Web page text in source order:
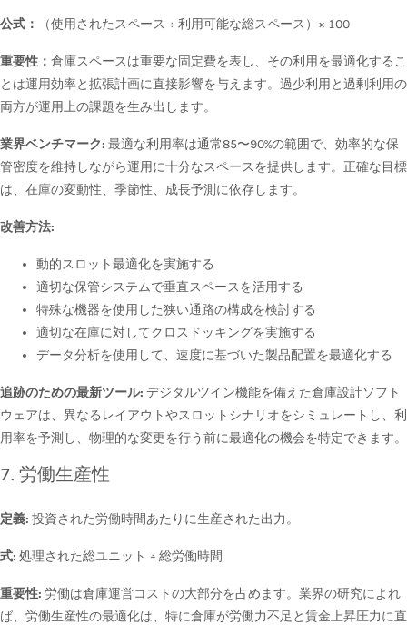
公式： （使用されたスペース ÷ 利用可能な総スペース）× 100
重要性： 倉庫スペースは重要な固定費を表し、その利用を最適化するこ
とは運用効率と拡張計画に直接影響を与えます。過少利用と過剰利用の
両方が運用上の課題を生み出します。
業界ベンチマーク: 最適な利用率は通常85〜90%の範囲で、効率的な保
管密度を維持しながら運用に十分なスペースを提供します。正確な目標
は、在庫の変動性、季節性、成長予測に依存します。
改善方法:
動的スロット最適化を実施する
適切な保管システムで垂直スペースを活用する
特殊な機器を使用した狭い通路の構成を検討する
適切な在庫に対してクロスドッキングを実施する
データ分析を使用して、速度に基づいた製品配置を最適化する
追跡のための最新ツール: デジタルツイン機能を備えた倉庫設計ソフト
ウェアは、異なるレイアウトやスロットシナリオをシミュレートし、利
用率を予測し、物理的な変更を行う前に最適化の機会を特定できます。
7. 労働生産性
定義: 投資された労働時間あたりに生産された出力。
式: 処理された総ユニット ÷ 総労働時間
重要性: 労働は倉庫運営コストの大部分を占めます。業界の研究によれ
ば、労働生産性の最適化は、特に倉庫が労働力不足と賃金上昇圧力に直